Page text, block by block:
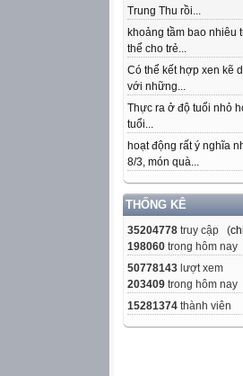
Trung Thu rồi...
khoảng tầm bao nhiêu
thể cho trẻ...
Có thể kết hợp xen kẽ
với những...
Thực ra ở độ tuổi nhỏ
tuổi...
hoạt động rất ý nghĩa
8/3, món quà...
THỐNG KÊ
35204778 truy cập (
198060 trong hôm nay
50778143 lượt xem
203409 trong hôm nay
15281374 thành viên